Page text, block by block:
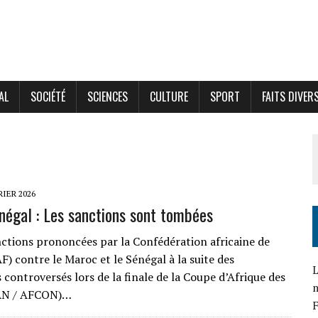
SOCIÉTÉ SCIENCES CULTURE SPORT FAITS
2026
: Les sanctions sont tombées
prononcées par la Confédération africaine de
contre le Maroc et le Sénégal à la suite des
controversés lors de la finale de la Coupe d’Afrique des
/ AFCON)…